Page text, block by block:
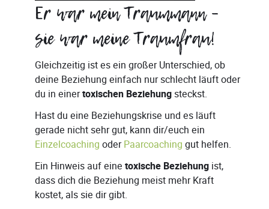
Er war mein Traummann –
sie war meine Traumfrau!
Gleichzeitig ist es ein großer Unterschied, ob
deine Beziehung einfach nur schlecht läuft oder
du in einertoxischen Beziehungsteckst.
Hast du eine Beziehungskrise und es läuft
gerade nicht sehr gut, kann dir/euch ein
Einzelcoaching oderPaarcoaching gut helfen.
Ein Hinweis auf eine toxische Beziehung ist,
dass dich die Beziehung meist mehr Kraft
kostet, als sie dir gibt.